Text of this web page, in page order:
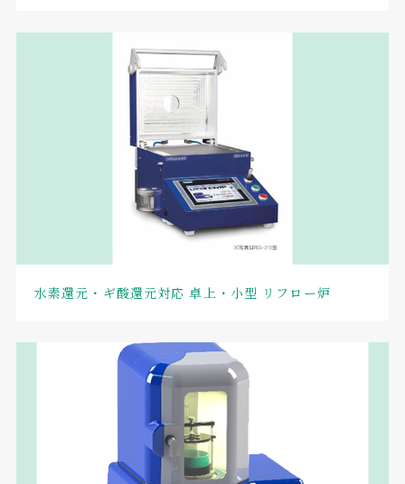
水素還元・ギ酸還元対応 卓上・小型 リフロー炉